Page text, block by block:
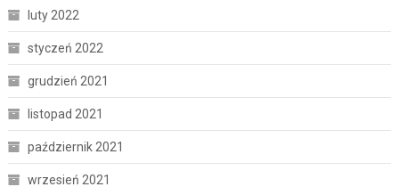
luty 2022
styczeń 2022
grudzień 2021
listopad 2021
październik 2021
wrzesień 2021